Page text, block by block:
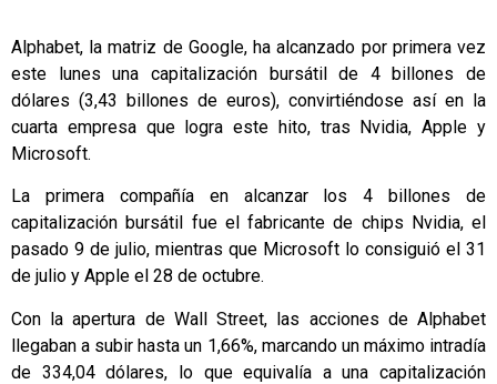
Alphabet, la matriz de Google, ha alcanzado por primera vez
este lunes una capitalización bursátil de 4 billones de
dólares (3,43 billones de euros), convirtiéndose así en la
cuarta empresa que logra este hito, tras Nvidia, Apple y
Microsoft.
La primera compañía en alcanzar los 4 billones de
capitalización bursátil fue el fabricante de chips Nvidia, el
pasado 9 de julio, mientras que Microsoft lo consiguió el 31
de julio y Apple el 28 de octubre.
Con la apertura de Wall Street, las acciones de Alphabet
llegaban a subir hasta un 1,66%, marcando un máximo intradía
de 334,04 dólares, lo que equivalía a una capitalización